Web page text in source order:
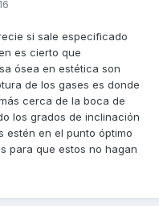
si sale especificado
es cierto que
ósea en estética son
de los gases es donde
cerca de la boca de
los grados de inclinación
estén en el punto óptimo
para que estos no hagan